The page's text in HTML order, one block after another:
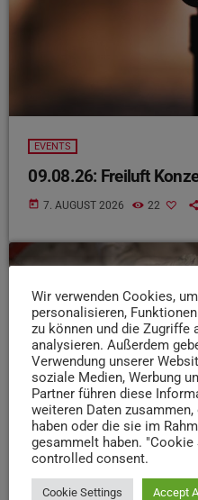
EVENTS
09.08.26: Freiluft
today 7. AUGUST 2026 22
Wir verwenden Cookies,
personalisieren,
zu können und die Zugriffe
analysieren. Außerdem
Verwendung unserer
soziale Medien, Werbung
Partner führen diese
weiteren Daten
haben oder die sie im
gesammelt haben.
controlled consent.
Cookie Settings Accept